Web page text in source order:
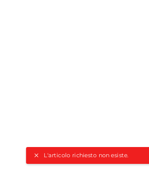
L'articolo richiesto non esiste.